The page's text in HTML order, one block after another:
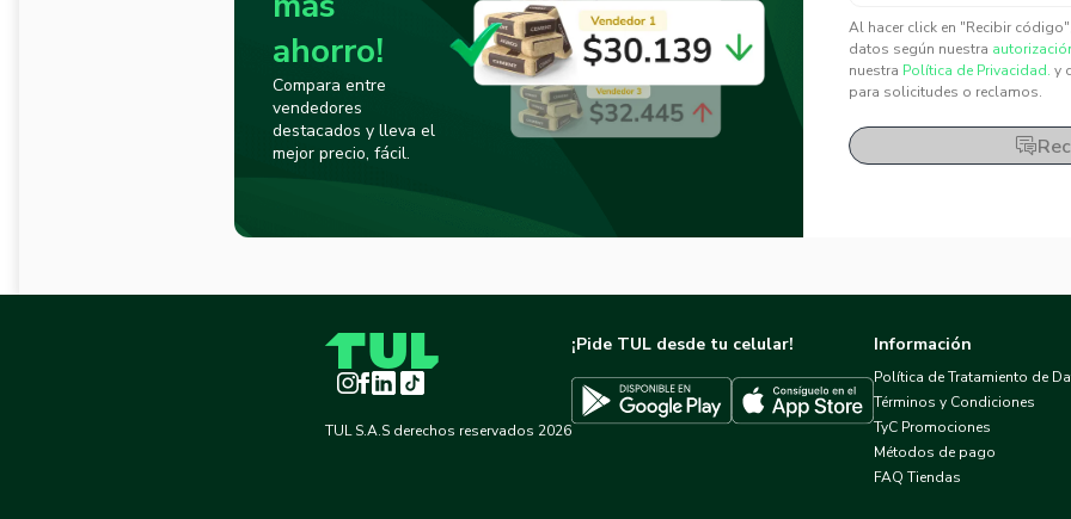
ahorro!
Compara entre
vendedores
destacados y lleva el
mejor precio, fácil.
Al hacer click en "Recibir
datos según nuestra
nuestra Política de Privacidad. y
para solicitudes o reclamos.
Instagram
Facebook
LinkedInTikTok
TUL S.A.S derechos reservados 2026
¡Pide TUL desde tu celular!
Descargar TUL en Google PlayDescargar TUL en App Store
Información
Política de Tratamiento de
Términos y Condiciones
TyC Promociones
Métodos de pago
FAQ Tiendas